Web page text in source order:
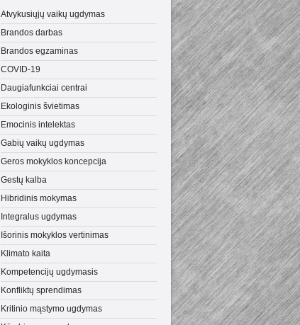
Atvykusiųjų vaikų ugdymas
Brandos darbas
Brandos egzaminas
COVID-19
Daugiafunkciai centrai
Ekologinis švietimas
Emocinis intelektas
Gabių vaikų ugdymas
Geros mokyklos koncepcija
Gestų kalba
Hibridinis mokymas
Integralus ugdymas
Išorinis mokyklos vertinimas
Klimato kaita
Kompetencijų ugdymasis
Konfliktų sprendimas
Kritinio mąstymo ugdymas